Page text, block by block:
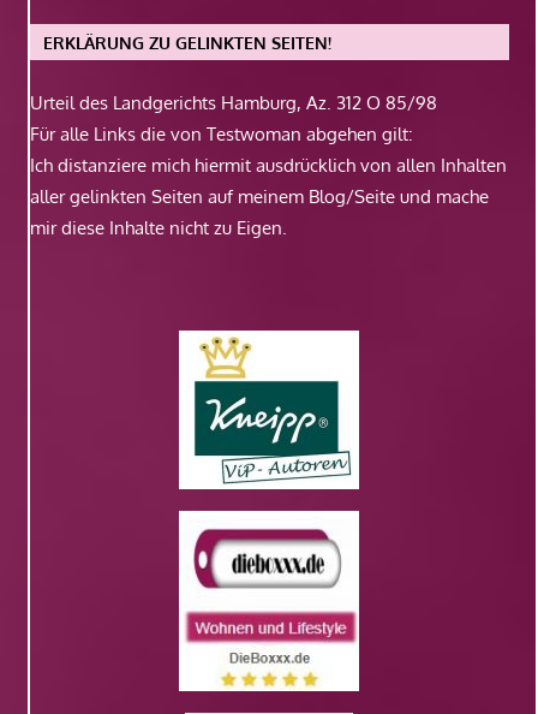
ERKLÄRUNG ZU GELINKTEN SEITEN!
Urteil des Landgerichts Hamburg, Az. 312 O 85/98
Für alle Links die von Testwoman abgehen gilt:
Ich distanziere mich hiermit ausdrücklich von allen Inhalten
aller gelinkten Seiten auf meinem Blog/Seite und mache
mir diese Inhalte nicht zu Eigen.